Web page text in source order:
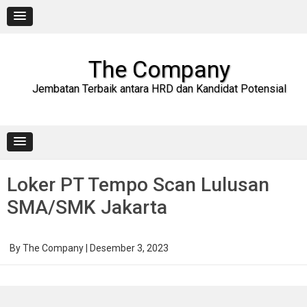
content
The Company
Jembatan Terbaik antara HRD dan Kandidat Potensial
Loker PT Tempo Scan Lulusan
SMA/SMK Jakarta
ByThe Company Desember 3, 2023